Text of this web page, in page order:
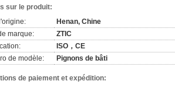
sur le produit:
Henan, Chine
marque:
ZTIC
ISO，CE
de modèle:
Pignons de bâti
de paiement et expédition: